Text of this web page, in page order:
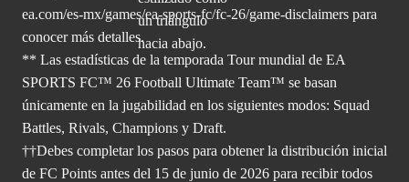
ea.com/es-mx/games/ea-sports-fc/fc-26/game-disclaimers para
conocer más detalles.
** Las estadísticas de la temporada Tour mundial de EA
SPORTS FC™ 26 Football Ultimate Team™ se basan
únicamente en la jugabilidad en los siguientes modos: Squad
Battles, Rivals, Champions y Draft.
††Debes completar los pasos para obtener la distribución inicial
de FC Points antes del 15 de junio de 2026 para recibir todos